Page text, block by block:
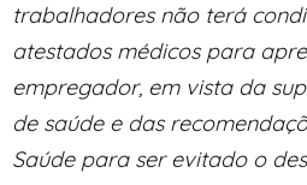
trabalhadores não terá
atestados médicos para
empregador, em vista da
de saúde e das
Saúde para ser evitado o